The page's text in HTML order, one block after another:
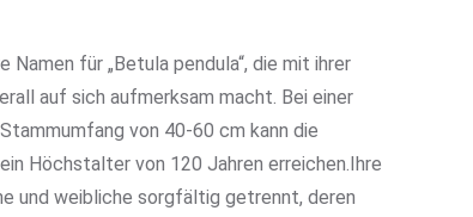
Namen für „Betula pendula“, die mit ihrer
auf sich aufmerksam macht. Bei einer
von 40-60 cm kann die
Höchstalter von 120 Jahren erreichen.Ihre
und weibliche sorgfältig getrennt, deren